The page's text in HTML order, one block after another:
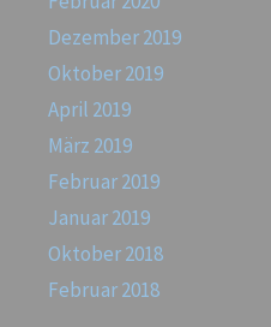
Dezember 2019
Oktober 2019
April 2019
März 2019
Februar 2019
Januar 2019
Oktober 2018
Februar 2018